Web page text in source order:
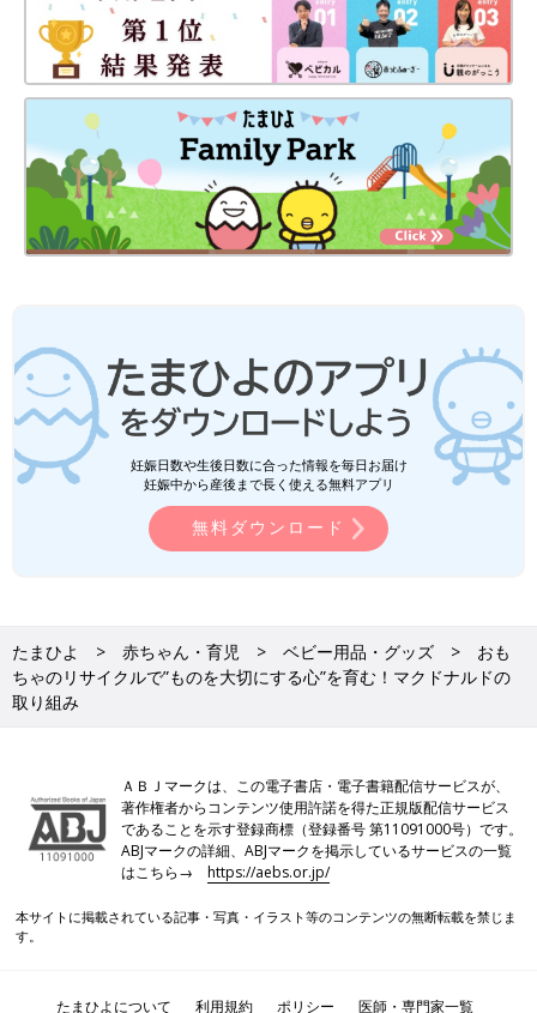
妊娠日数や生後日数に合った情報を毎日お届け
妊娠中から産後まで長く使える無料アプリ
無料ダウンロード
たまひよ 赤ちゃん・育児 ベビー用品・グッズ
おも
ちゃのリサイクルで”ものを大切にする心”を育む！マクドナルドの
取り組み
ＡＢＪマークは、この電子書店・電子書籍配信サービスが、
著作権者からコンテンツ使用許諾を得た正規版配信サービス
であることを示す登録商標（登録番号 第11091000号）です。
ABJマークの詳細、ABJマークを掲示しているサービスの一覧
はこちら→https://aebs.or.jp/
本サイトに掲載されている記事・写真・イラスト等のコンテンツの無断転載を禁じま
す。
たまひよについて 利用規約 ポリシー 医師・専門家一覧